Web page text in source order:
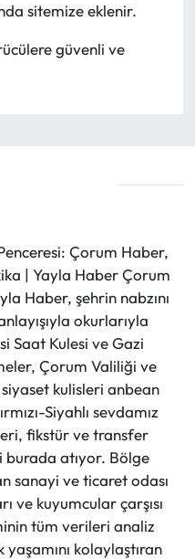
sitemize eklenir.
güvenli ve
Çorum Haber,
| Yayla Haber Çorum
Haber, şehrin nabzını
okurlarıyla
Saat Kulesi ve Gazi
Çorum Valiliği ve
kulisleri anbean
Siyahlı sevdamız
fikstür ve transfer
atıyor. Bölge
sanayi ve ticaret odası
ve kuyumcular çarşısı
tüm verileri analiz
kolaylaştıran